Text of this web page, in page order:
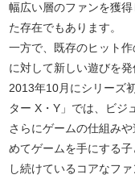
幅広い層のファンを獲
た存在でもあります。
一方で、既存のヒット
に対して新しい遊びを
2013年10月にシリーズ
ター X・Y」では、ビジ
さらにゲームの仕組み
めてゲームを手にする
し続けているコアなフ